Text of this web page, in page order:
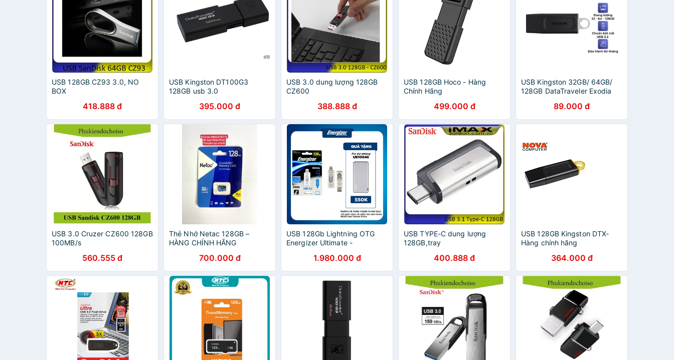
USB 128GB CZ93 3.0, NO
BOX
418.888 đ
USB Kingston DT100G3
128GB usb 3.0
395.000 đ
USB 3.0 dung lượng 128GB
CZ600
388.888 đ
USB 128GB Hoco - Hàng
Chính Hãng
499.000 đ
USB Kingston 32GB/ 64GB/
128GB DataTraveler Exodia
3.2) chuẩn kết nối USB 3.2
89.000 đ
USB 3.0 Cruzer CZ600 128GB
100MB/s
560.555 đ
Thẻ Nhớ Netac 128GB –
HÀNG CHÍNH HÃNG
700.000 đ
USB 128Gb Lightning OTG
Energizer Ultimate -
1.980.000 đ
USB TYPE-C dung lượng
128GB,tray
400.888 đ
USB 128GB Kingston DTX-
Hàng chính hãng
364.000 đ